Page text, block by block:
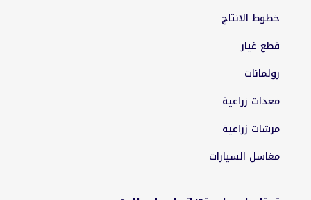
خطوط الانتاج
قطع غيار
رولمانات
معدات زراعية
مرشات زراعية
مغاسل السيارات